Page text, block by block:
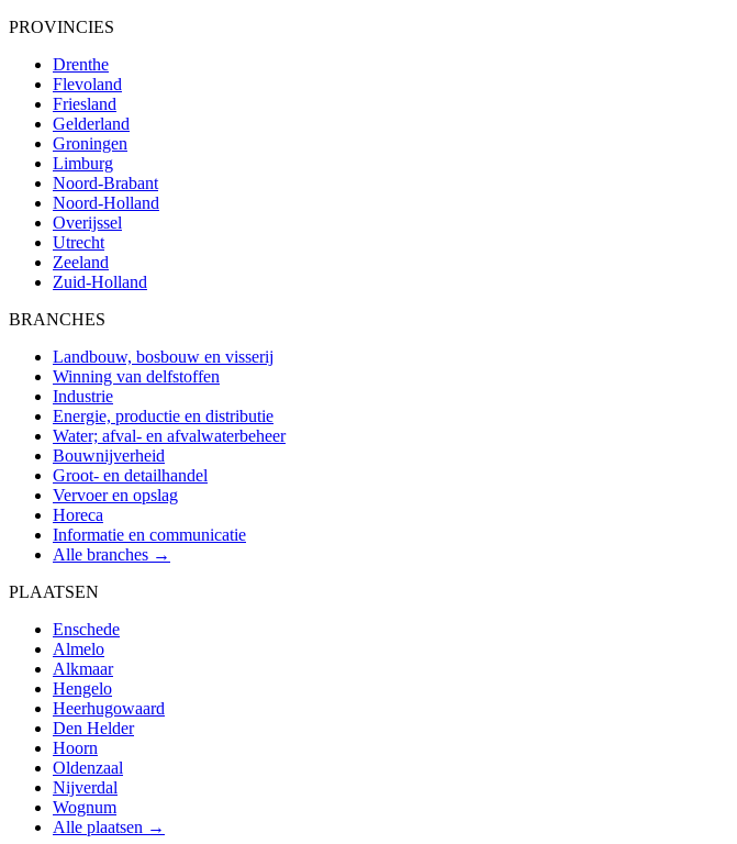
PROVINCIES
Drenthe
Flevoland
Friesland
Gelderland
Groningen
Limburg
Noord-Brabant
Noord-Holland
Overijssel
Utrecht
Zeeland
Zuid-Holland
BRANCHES
Landbouw, bosbouw en visserij
Winning van delfstoffen
Industrie
Energie, productie en distributie
Water; afval- en afvalwaterbeheer
Bouwnijverheid
Groot- en detailhandel
Vervoer en opslag
Horeca
Informatie en communicatie
Alle branches →
PLAATSEN
Enschede
Almelo
Alkmaar
Hengelo
Heerhugowaard
Den Helder
Hoorn
Oldenzaal
Nijverdal
Wognum
Alle plaatsen →